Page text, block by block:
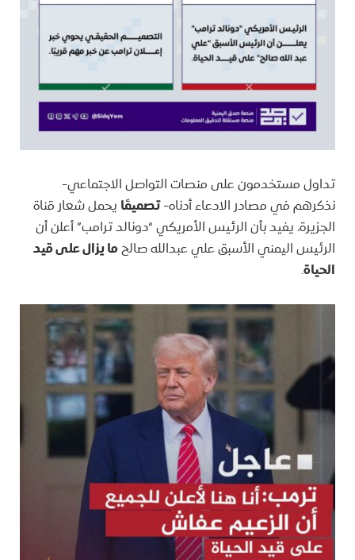
تداول مستخدمون على منصات التواصل الاجتماعي-
نذكرهم في مصادر الادعاء أدناه-تصميمًا يحمل شعار قناة
الجزيرة، يفيد بأن الرئيس الأمريكي “دونالد ترامب” أعلن أن
الرئيس اليمني الأسبق علي عبدالله صالحما يزال على قيد
الحياة.